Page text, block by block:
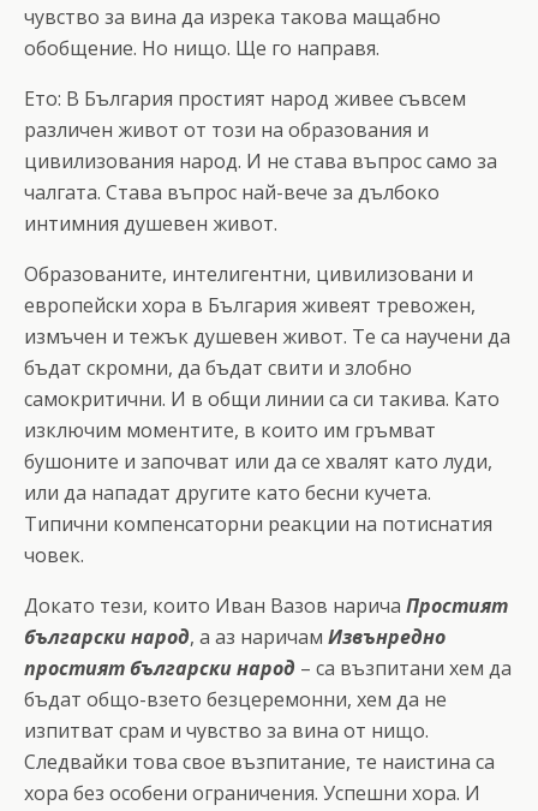
чувство за вина да изрека такова мащабно
обобщение. Но нищо. Ще го направя.
Ето: В България простият народ живее съвсем
различен живот от този на образования и
цивилизования народ. И не става въпрос само за
чалгата. Става въпрос най-вече за дълбоко
интимния душевен живот.
Образованите, интелигентни, цивилизовани и
европейски хора в България живеят тревожен,
измъчен и тежък душевен живот. Те са научени да
бъдат скромни, да бъдат свити и злобно
самокритични. И в общи линии са си такива. Като
изключим моментите, в които им гръмват
бушоните и започват или да се хвалят като луди,
или да нападат другите като бесни кучета.
Типични компенсаторни реакции на потиснатия
човек.
Докато тези, които Иван Вазов нарича Простият
български народ, а аз наричам Извънредно
простият български народ – са възпитани хем да
бъдат общо-взето безцеремонни, хем да не
изпитват срам и чувство за вина от нищо.
Следвайки това свое възпитание, те наистина са
хора без особени ограничения. Успешни хора. И